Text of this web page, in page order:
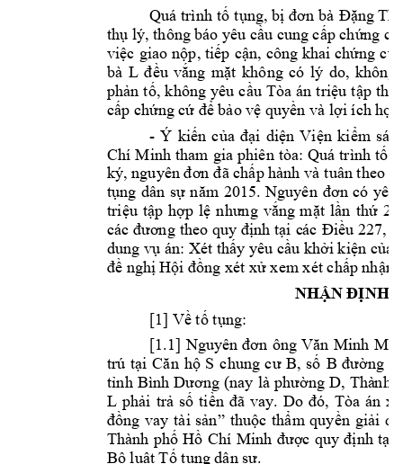
        
        
        
         
        
          
        
        
        
        
         
        
         
         
NHẬN ĐỊNH
   
      
          
       
          
       
        
     